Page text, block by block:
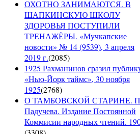
ОХОТНО ЗАНИМАЮТСЯ. В
ШАПКИНСКУЮ ШКОЛУ
ЗДОРОВЬЯ ПОСТУПИЛИ
ТРЕНАЖЁРЫ. «Мучкапские
новости» № 14 (9539), 3 апреля
2019 г.(2085)
1925 Рахманинов сразил
«Нью-Йорк таймс», 30 ноября
1925(2768)
О ТАМБОВСКОЙ СТАРИНЕ.
Падучева. Издание Постоянной
Коммисии народных чтений.